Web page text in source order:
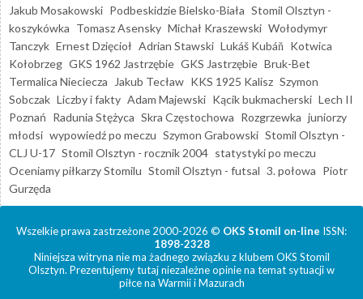
Jakub Mosakowski Podbeskidzie Bielsko-Biała Stomil Olsztyn -
koszykówka Tomasz Asensky Michał Kraszewski Wołodymyr
Tanczyk Ernest Dzięcioł Adrian Stawski Lukáš Kubáň Kotwica
Kołobrzeg GKS 1962 Jastrzębie GKS Jastrzębie Bruk-Bet
Termalica Nieciecza
Jakub Tecław KKS 1925 Kalisz Szymon
Sobczak Liczby i fakty Adam Majewski Kącik bukmacherski Lech II
Poznań Radunia Stężyca Skra Częstochowa Rozgrzewka juniorzy
młodsi wypowiedź po meczu Szymon Grabowski Stomil Olsztyn -
CLJ U-17 Stomil Olsztyn - rocznik 2004 statystyki po meczu
Oceniamy piłkarzy Stomilu Stomil Olsztyn - futsal 3. połowa Piotr
Gurzęda
Wszelkie prawa zastrzeżone 2000-2026 © OKS Stomil on-line ISSN:
1898-2328
Niniejsza witryna nie ma żadnego związku z klubem OKS Stomil
Olsztyn. Prezentujemy tutaj niezależne opinie na temat sytuacji w
piłce na Warmii i Mazurach